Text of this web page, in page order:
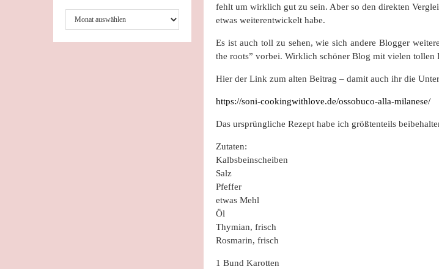
fehlt um wirklich gut zu sein. Aber so den direkten
etwas weiterentwickelt habe.
Es ist auch toll zu sehen, wie sich andere Blogger
the roots” vorbei. Wirklich schöner Blog mit vielen tollen
Hier der Link zum alten Beitrag – damit auch ihr die
https://soni-cookingwithlove.de/ossobuco-alla-milanese/
Das ursprüngliche Rezept habe ich größtenteils
Zutaten:
Kalbsbeinscheiben
Salz
Pfeffer
etwas Mehl
Öl
Thymian, frisch
Rosmarin, frisch
1 Bund Karotten
Archiv